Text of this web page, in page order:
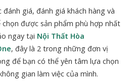
giá, đánh giá khách hàng và
được sản phẩm phù hợp nhất
ngay tại Nội Thất Hòa
, đây là 2 trong những đơn vị
để bạn có thể yên tâm lựa chọn
gian làm việc của mình.